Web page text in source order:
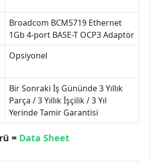
Broadcom BCM5719 Ethernet
1Gb 4-port BASE-T OCP3 Adaptör
Opsiyonel
Bir Sonraki İş Gününde 3 Yıllık
Parça / 3 Yıllık İşçilik / 3 Yıl
Yerinde Tamir Garantisi
= Data Sheet